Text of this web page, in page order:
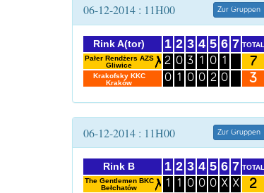
06-12-2014 : 11H00 Zur Gruppen
Rink A(tor)
Pałer Rendżers AZS
Gliwice
Krakofsky KKC
Kraków
1
2
0
2
0
1
3
3
0
4
1
0
5
0
2
6
1
0
7 TOTAL
7
3
06-12-2014 : 11H00 Zur Gruppen
Rink B
The Gentlemen BKC
Bełchatów
1
1
2
1
3
0
4
0
5
0
6
X
7
X
TOTAL
2